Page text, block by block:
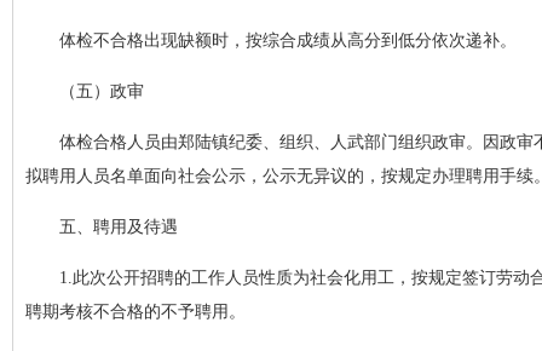
体检不合格出现缺额时，按综合成绩从高分到低分依次递补。
（五）政审
体检合格人员由郑陆镇纪委、组织、人武部门组织政审。因政
拟聘用人员名单面向社会公示，公示无异议的，按规定办理聘用手续
五、聘用及待遇
1.此次公开招聘的工作人员性质为社会化用工，按规定签订劳
聘期考核不合格的不予聘用。